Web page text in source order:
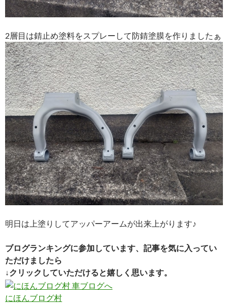
2層目は錆止め塗料をスプレーして防錆塗膜を作りましたぁ
明日は上塗りしてアッパーアームが出来上がります♪
ブログランキングに参加しています、記事を気に入ってい
ただけましたら
↓クリックしていただけると嬉しく思います。
にほんブログ村